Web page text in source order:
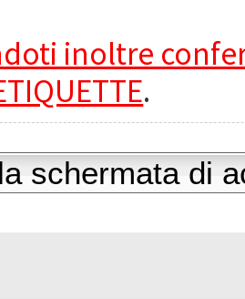
inoltre
.
schermata di